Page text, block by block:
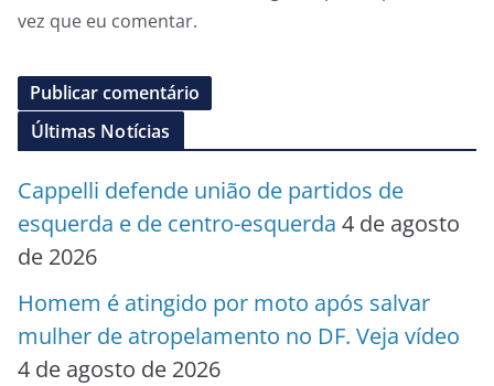
vez que eu comentar.
Últimas Notícias
Cappelli defende união de partidos de
esquerda e de centro-esquerda 4 de agosto
de 2026
Homem é atingido por moto após salvar
mulher de atropelamento no DF. Veja vídeo
4 de agosto de 2026